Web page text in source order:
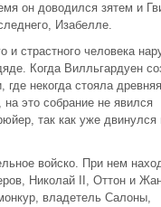
он доводился зятем и
Изабелле.
и страстного человека
Когда Вилльгардуен
некогда стояла
это собрание не явился
так как уже
войско. При нем
Николай II, Оттон и
владетель Салоны,